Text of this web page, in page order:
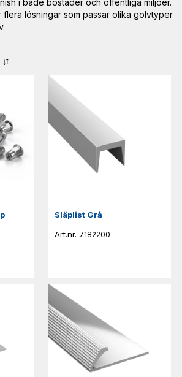
i både bostäder och offentliga miljöer.
flera lösningar som passar olika golvtyper
Släplist Grå
7182200